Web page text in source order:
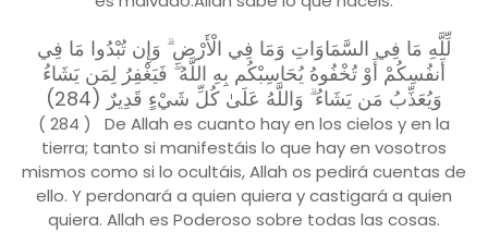
لِّلَّهِ مَا فِي السَّمَاوَاتِ وَمَا فِي الْأَرْضِ ۗ وَإِن تُبْدُوا مَا فِي
أَنفُسِكُمْ أَوْ تُخْفُوهُ يُحَاسِبْكُم بِهِ اللَّهُ ۖ فَيَغْفِرُ لِمَن يَشَاءُ
وَيُعَذِّبُ مَن يَشَاءُ ۗ وَاللَّهُ عَلَىٰ كُلِّ شَيْءٍ قَدِيرٌ (284)
( 284 ) De Allah es cuanto hay en los cielos y en la
tierra; tanto si manifestáis lo que hay en vosotros
mismos como si lo ocultáis, Allah os pedirá cuentas de
ello. Y perdonará a quien quiera y castigará a quien
quiera. Allah es Poderoso sobre todas las cosas.